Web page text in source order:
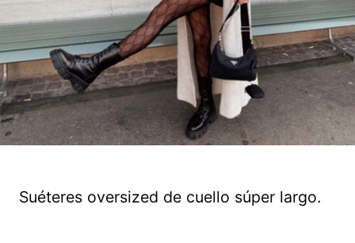
Suéteres oversized de cuello súper largo.